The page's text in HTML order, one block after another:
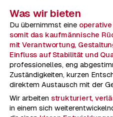
Was wir bieten
Du übernimmst eine
somit das kaufmännische
mit Verantwortung,
Einfluss auf Stabilität und
professionelles, eng
Zuständigkeiten, kurzen
direktem Austausch mit der
Wir arbeiten strukturiert,
in einem sich